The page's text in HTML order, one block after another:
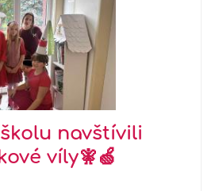
navštívili
víly🧚🍏